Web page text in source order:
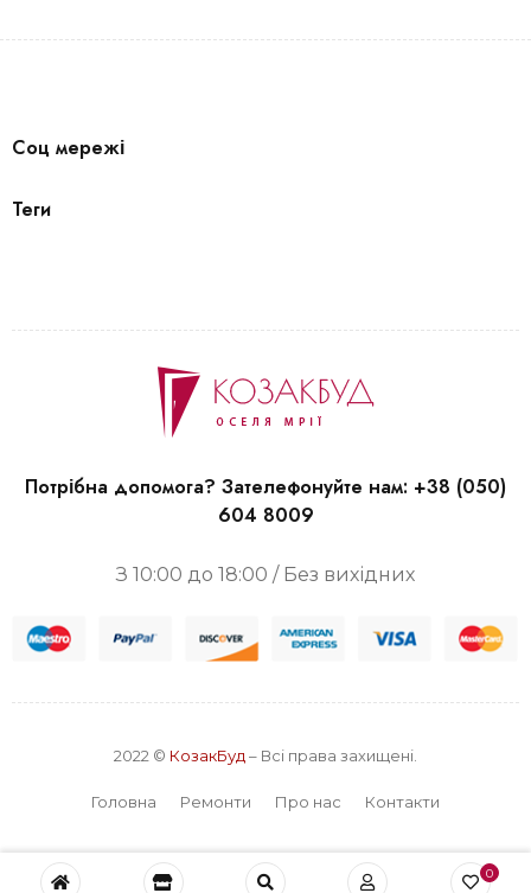
Соц мережі
Теги
Потрібна допомога? Зателефонуйте нам: +38 (050)
604 8009
З 10:00 до 18:00 / Без вихідних
2022 © КозакБуд – Всі права захищені.
Головна Ремонти Про нас Контакти
0